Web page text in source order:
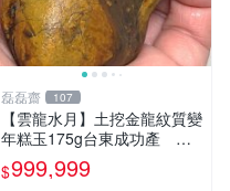
磊磊齋 107
【雲龍水月】土挖金龍紋質變
年糕玉175g台東成功產 磊
磊齋寄石代客製石雕研磨拋光
養護盤珠東玉東海岸心臟石黑
$999,999